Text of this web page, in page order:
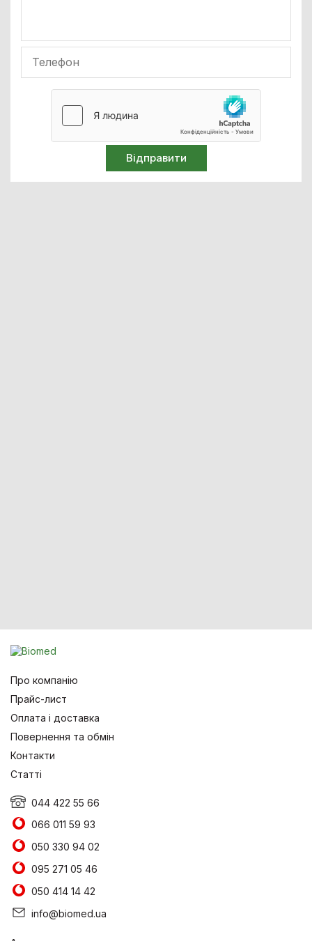
Про компанію
Прайс-лист
Оплата і доставка
Повернення та обмін
Контакти
Статті
044 422 55 66
066 011 59 93
050 330 94 02
095 271 05 46
050 414 14 42
info@biomed.ua